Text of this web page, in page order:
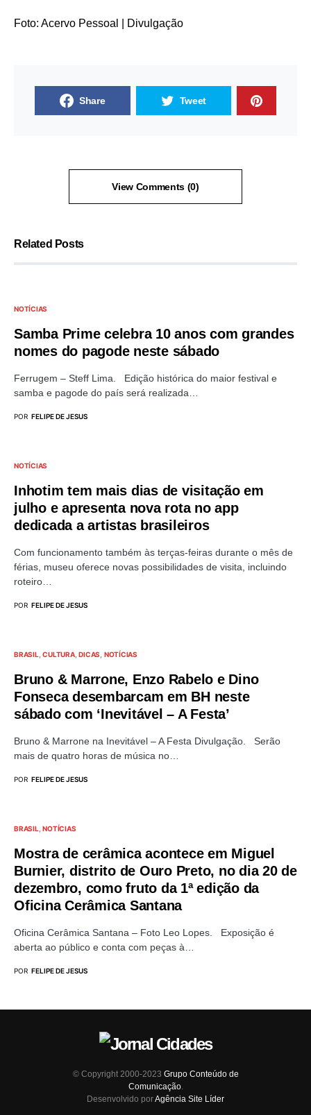
Foto: Acervo Pessoal | Divulgação
Share Tweet
View Comments (0)
Related Posts
NOTÍCIAS
Samba Prime celebra 10 anos com grandes
nomes do pagode neste sábado
Ferrugem – Steff Lima. Edição histórica do maior festival e
samba e pagode do país será realizada…
POR FELIPE DE JESUS
NOTÍCIAS
Inhotim tem mais dias de visitação em
julho e apresenta nova rota no app
dedicada a artistas brasileiros
Com funcionamento também às terças-feiras durante o mês de
férias, museu oferece novas possibilidades de visita, incluindo
roteiro…
POR FELIPE DE JESUS
BRASIL CULTURA DICAS NOTÍCIAS
Bruno & Marrone, Enzo Rabelo e Dino
Fonseca desembarcam em BH neste
sábado com ‘Inevitável – A Festa’
Bruno & Marrone na Inevitável – A Festa Divulgação. Serão
mais de quatro horas de música no…
POR FELIPE DE JESUS
BRASIL NOTÍCIAS
Mostra de cerâmica acontece em Miguel
Burnier, distrito de Ouro Preto, no dia 20 de
dezembro, como fruto da 1ª edição da
Oficina Cerâmica Santana
Oficina Cerâmica Santana – Foto Leo Lopes. Exposição é
aberta ao público e conta com peças à…
POR FELIPE DE JESUS
© Copyright 2000-2023 Grupo Conteúdo de
Comunicação.
Desenvolvido porAgência Site Líder